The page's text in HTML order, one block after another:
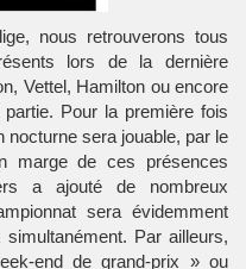
nous retrouverons tous
lors de la dernière
Vettel, Hamilton ou encore
Pour la première fois
nocturne sera jouable, par le
marge de ces présences
a ajouté de nombreux
sera évidemment
Par ailleurs,
end de grand-prix » ou